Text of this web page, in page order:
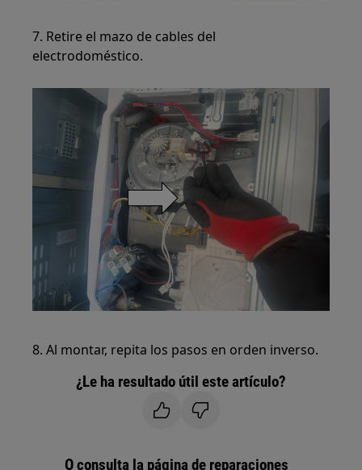
7. Retire el mazo de cables del
electrodoméstico.
8. Al montar, repita los pasos en orden inverso.
¿Le ha resultado útil este artículo?
O consulta la página de reparaciones